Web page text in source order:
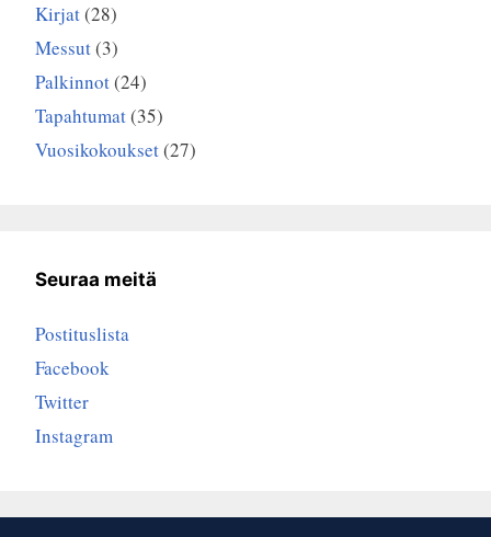
Kirjat(28)
Messut(3)
Palkinnot(24)
Tapahtumat(35)
Vuosikokoukset(27)
Seuraa meitä
Postituslista
Facebook
Twitter
Instagram